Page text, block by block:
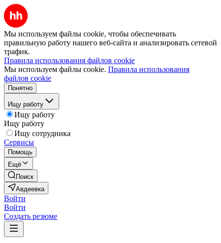
Мы используем файлы cookie, чтобы обеспечивать
правильную работу нашего веб-сайта и анализировать сетевой
трафик.
Правила использования файлов cookie
Мы используем файлы cookie. Правила использования
файлов cookie
Понятно
Ищу работу
Ищу работу
Ищу работу
Ищу сотрудника
Сервисы
Помощь
Ещё
Поиск
Авдеевка
Войти
Войти
Создать резюме